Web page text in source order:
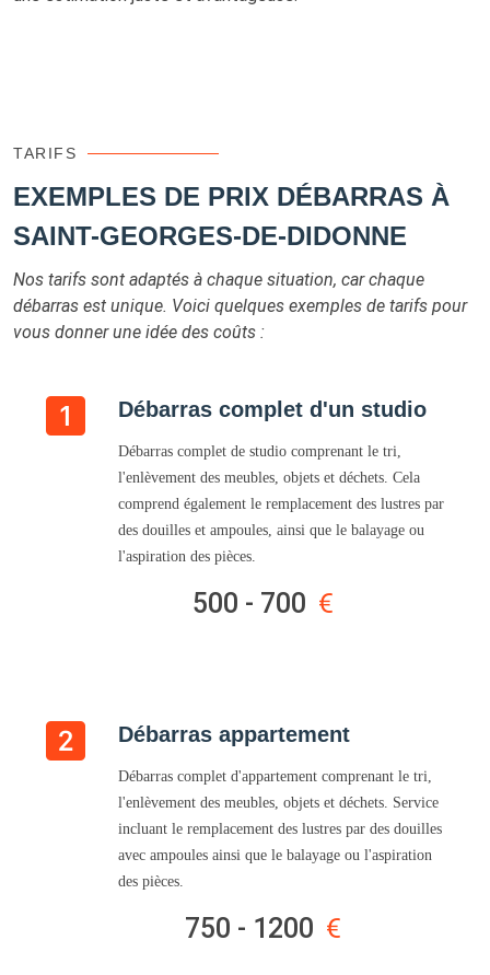
TARIFS
EXEMPLES DE PRIX DÉBARRAS À
SAINT-GEORGES-DE-DIDONNE
Nos tarifs sont adaptés à chaque situation, car chaque
débarras est unique. Voici quelques exemples de tarifs pour
vous donner une idée des coûts :
Débarras complet d'un studio
Débarras complet de studio comprenant le tri,
l'enlèvement des meubles, objets et déchets. Cela
comprend également le remplacement des lustres par
des douilles et ampoules, ainsi que le balayage ou
l'aspiration des pièces.
500 - 700
Débarras appartement
Débarras complet d'appartement comprenant le tri,
l'enlèvement des meubles, objets et déchets. Service
incluant le remplacement des lustres par des douilles
avec ampoules ainsi que le balayage ou l'aspiration
des pièces.
750 - 1200